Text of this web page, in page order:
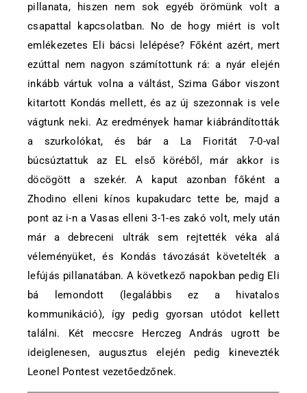
pillanata, hiszen nem sok egyéb örömünk volt a
csapattal kapcsolatban. No de hogy miért is volt
emlékezetes Eli bácsi lelépése? Főként azért, mert
ezúttal nem nagyon számítottunk rá: a nyár elején
inkább vártuk volna a váltást, Szima Gábor viszont
kitartott Kondás mellett, és az új szezonnak is vele
vágtunk neki. Az eredmények hamar kiábrándították
a szurkolókat, és bár a La Fioritát 7-0-val
búcsúztattuk az EL első köréből, már akkor is
döcögött a szekér. A kaput azonban főként a
Zhodino elleni kínos kupakudarc tette be, majd a
pont az i-n a Vasas elleni 3-1-es zakó volt, mely után
már a debreceni ultrák sem rejtették véka alá
véleményüket, és Kondás távozását követelték a
lefújás pillanatában. A következő napokban pedig Eli
bá lemondott (legalábbis ez a hivatalos
kommunikáció), így pedig gyorsan utódot kellett
találni. Két meccsre Herczeg András ugrott be
ideiglenesen, augusztus elején pedig kinevezték
Leonel Pontest vezetőedzőnek.